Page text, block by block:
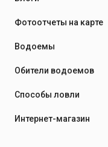
Фотоотчеты на карте
Водоемы
Обители водоемов
Способы ловли
Интернет-магазин